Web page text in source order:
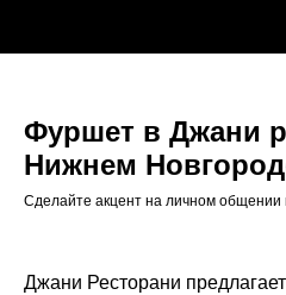
Фуршет в Джани
Нижнем
Сделайте акцент на личном общении
Джани Ресторани